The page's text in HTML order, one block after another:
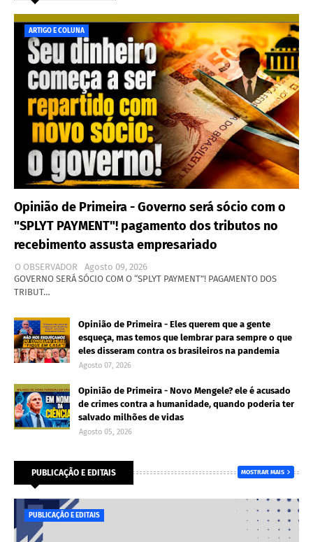
ARTIGO E COLUNA
Opinião de Primeira - Governo será sócio com o
"SPLYT PAYMENT"! pagamento dos tributos no
recebimento assusta empresariado
O OBSERVADOR
Agosto 09, 2026
GOVERNO SERÁ SÓCIO COM O “SPLYT PAYMENT”! PAGAMENTO DOS
TRIBUT…
Opinião de Primeira - Eles querem que a gente
esqueça, mas temos que lembrar para sempre o que
eles disseram contra os brasileiros na pandemia
Agosto 07, 2026
Opinião de Primeira - Novo Mengele? ele é acusado
de crimes contra a humanidade, quando poderia ter
salvado milhões de vidas
Agosto 05, 2026
PUBLICAÇÃO E EDITAIS MOSTRAR MAIS
PUBLICAÇÃO E EDITAIS